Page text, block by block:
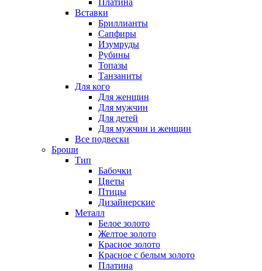
Платина
Вставки
Бриллианты
Сапфиры
Изумруды
Рубины
Топазы
Танзаниты
Для кого
Для женщин
Для мужчин
Для детей
Для мужчин и женщин
Все подвески
Броши
Тип
Бабочки
Цветы
Птицы
Дизайнерские
Металл
Белое золото
Желтое золото
Красное золото
Красное с белым золото
Платина